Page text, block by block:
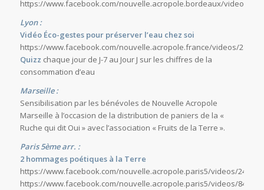
https://www.facebook.com/nouvelle.acropole.bordeaux/videos/
Lyon :
Vidéo Éco-gestes pour préserver l’eau chez soi
https://www.facebook.com/nouvelle.acropole.france/videos/
Quizz chaque jour de J-7 au Jour J sur les chiffres de la
consommation d’eau
Marseille :
Sensibilisation par les bénévoles de Nouvelle Acropole
Marseille à l’occasion de la distribution de paniers de la «
Ruche qui dit Oui » avec l’association « Fruits de la Terre ».
Paris 5ème arr. :
2 hommages poétiques à la Terre
https://www.facebook.com/nouvelle.acropole.paris5/videos/
https://www.facebook.com/nouvelle.acropole.paris5/videos/